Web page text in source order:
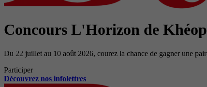
Concours L'Horizon de
Du 22 juillet au 10 août 2026, courez la chance de gagner une
Participer
Découvrez nos infolettres